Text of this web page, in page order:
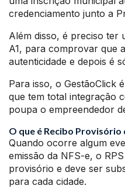
credenciamento junto a
Além disso, é preciso ter
A1, para comprovar que
autenticidade e depois é
Para isso, o GestãoClick
que tem total integração
poupa o empreendedor
O que é Recibo Provisório
Quando ocorre algum
emissão da NFS-e, o
provisório e deve ser
para cada cidade.